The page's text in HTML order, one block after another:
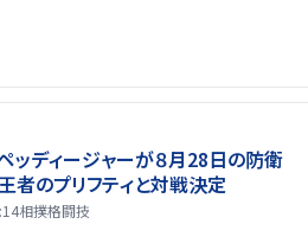
ペッディージャーが８月28日の防衛
者のプリフティと対戦決定
相撲格闘技